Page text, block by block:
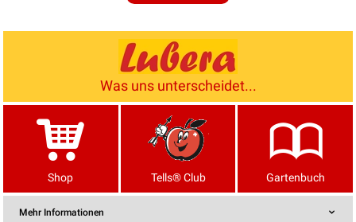
Was uns unterscheidet...
Shop Tells® Club Gartenbuch
Mehr Informationen